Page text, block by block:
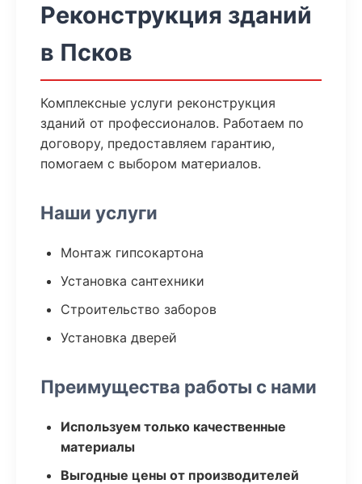
Реконструкция зданий
в Псков
Комплексные услуги реконструкция
зданий от профессионалов. Работаем по
договору, предоставляем гарантию,
помогаем с выбором материалов.
Наши услуги
Монтаж гипсокартона
Установка сантехники
Строительство заборов
Установка дверей
Преимущества работы с нами
Используем только качественные
материалы
Выгодные цены от производителей